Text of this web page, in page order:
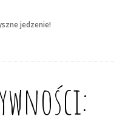
jedzenie!